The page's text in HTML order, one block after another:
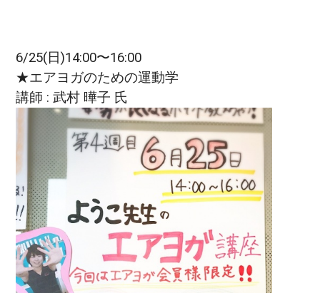
6/25(日)14:00〜16:00
★エアヨガのための運動学
講師 : 武村 曄子 氏